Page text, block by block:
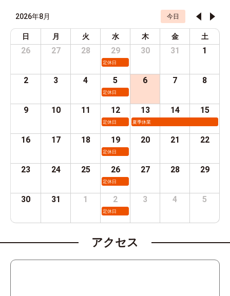
2026年8月 今日
日 月 火 水 木 金 土
26 27 28 29
定休日
30 31 1
2 3 4 5
定休日
6 7 8
9 10 11 12
定休日
13
夏季休業
14 15
16 17 18 19
定休日
20 21 22
23 24 25 26
定休日
27 28 29
30 31 1 2
定休日
3 4 5
アクセス